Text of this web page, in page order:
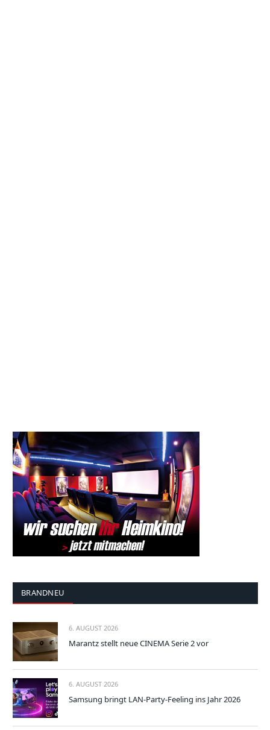
BRANDNEU
6. AUGUST 2026
Marantz stellt neue CINEMA Serie 2 vor
6. AUGUST 2026
Samsung bringt LAN-Party-Feeling ins Jahr 2026